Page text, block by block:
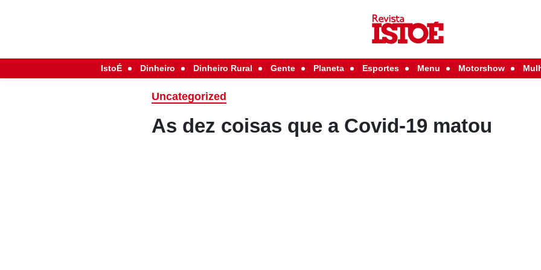
IstoÉ Dinheiro Dinheiro Rural Gente Planeta Esportes Menu Motorshow
Uncategorized
As dez coisas que a Covid-19 matou